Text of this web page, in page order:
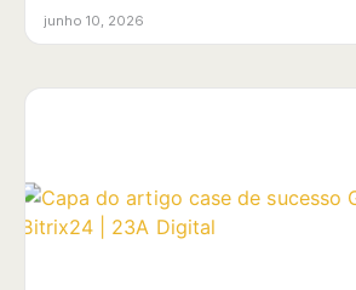
junho 10, 2026